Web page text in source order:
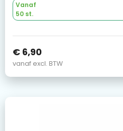
Vanaf
50 st.
€ 6,90
vanaf excl. BTW